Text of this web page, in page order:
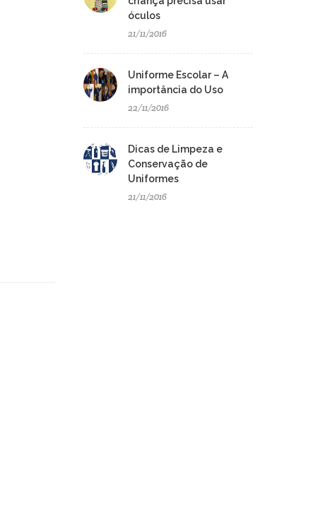
óculos
21/11/2016
Uniforme Escolar – A
importância do Uso
22/11/2016
Dicas de Limpeza e
Conservação de
Uniformes
21/11/2016